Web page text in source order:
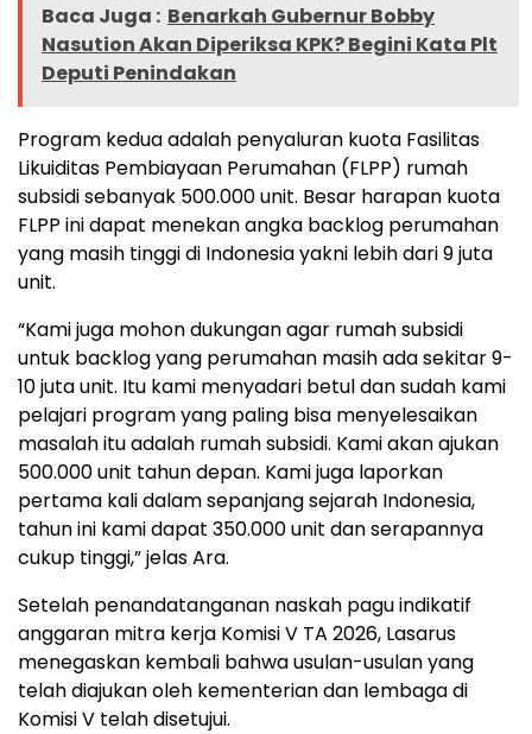
Baca Juga : Benarkah Gubernur Bobby
Nasution Akan Diperiksa KPK? Begini Kata Plt
Deputi Penindakan
Program kedua adalah penyaluran kuota Fasilitas
Likuiditas Pembiayaan Perumahan (FLPP) rumah
subsidi sebanyak 500.000 unit. Besar harapan kuota
FLPP ini dapat menekan angka backlog perumahan
yang masih tinggi di Indonesia yakni lebih dari 9 juta
unit.
“Kami juga mohon dukungan agar rumah subsidi
untuk backlog yang perumahan masih ada sekitar 9-
10 juta unit. Itu kami menyadari betul dan sudah kami
pelajari program yang paling bisa menyelesaikan
masalah itu adalah rumah subsidi. Kami akan ajukan
500.000 unit tahun depan. Kami juga laporkan
pertama kali dalam sepanjang sejarah Indonesia,
tahun ini kami dapat 350.000 unit dan serapannya
cukup tinggi,” jelas Ara.
Setelah penandatanganan naskah pagu indikatif
anggaran mitra kerja Komisi V TA 2026, Lasarus
menegaskan kembali bahwa usulan-usulan yang
telah diajukan oleh kementerian dan lembaga di
Komisi V telah disetujui.